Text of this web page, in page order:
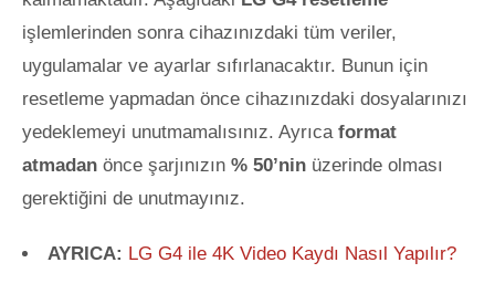
işlemlerinden sonra cihazınızdaki tüm veriler,
uygulamalar ve ayarlar sıfırlanacaktır. Bunun için
resetleme yapmadan önce cihazınızdaki dosyalarınızı
yedeklemeyi unutmamalısınız. Ayrıca format
atmadan önce şarjınızın % 50’nin üzerinde olması
gerektiğini de unutmayınız.
AYRICA: LG G4 ile 4K Video Kaydı Nasıl Yapılır?